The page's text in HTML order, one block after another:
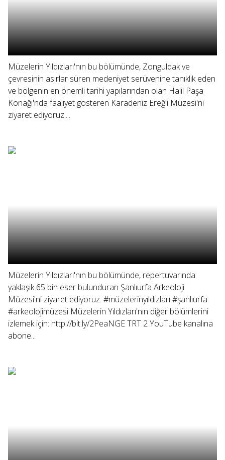
Müzelerin Yıldızları'nın bu bölümünde, Zonguldak ve
çevresinin asırlar süren medeniyet serüvenine tanıklık eden
ve bölgenin en önemli tarihi yapılarından olan Halil Paşa
Konağı'nda faaliyet gösteren Karadeniz Ereğli Müzesi'ni
ziyaret ediyoruz....
Müzelerin Yıldızları'nın bu bölümünde, repertuvarında
yaklaşık 65 bin eser bulunduran Şanlıurfa Arkeoloji
Müzesi'ni ziyaret ediyoruz. #müzelerinyıldızları #şanlıurfa
#arkeolojimüzesi Müzelerin Yıldızları'nın diğer bölümlerini
izlemek için: http://bit.ly/2PeaNGE TRT 2 YouTube kanalına
abone...